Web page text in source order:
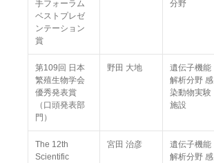
手フォーラム
ベストプレゼ
ンテーション
賞
分野
第109回 日本
繁殖生物学会
優秀発表賞
（口頭発表部
門）
野田 大地
遺伝子機能
解析分野 感
染動物実験
施設
The 12th
Scientific
宮田 治彦
遺伝子機能
解析分野 感